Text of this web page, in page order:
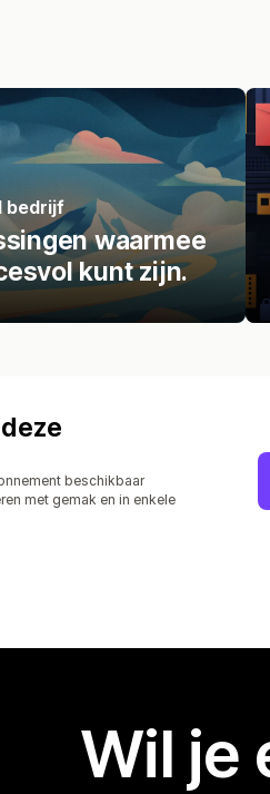
bedrijf
waarmee
kunt zijn.
beschikbaar
met gemak en in enkele
Wil je